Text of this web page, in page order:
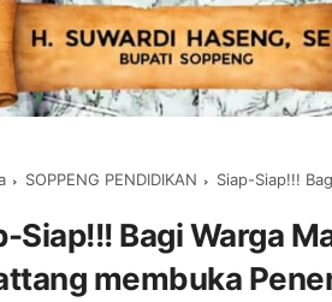
SOPPENG PENDIDIKAN Siap-Siap!!! Bagi Warga
Siap!!! Bagi Warga
membuka